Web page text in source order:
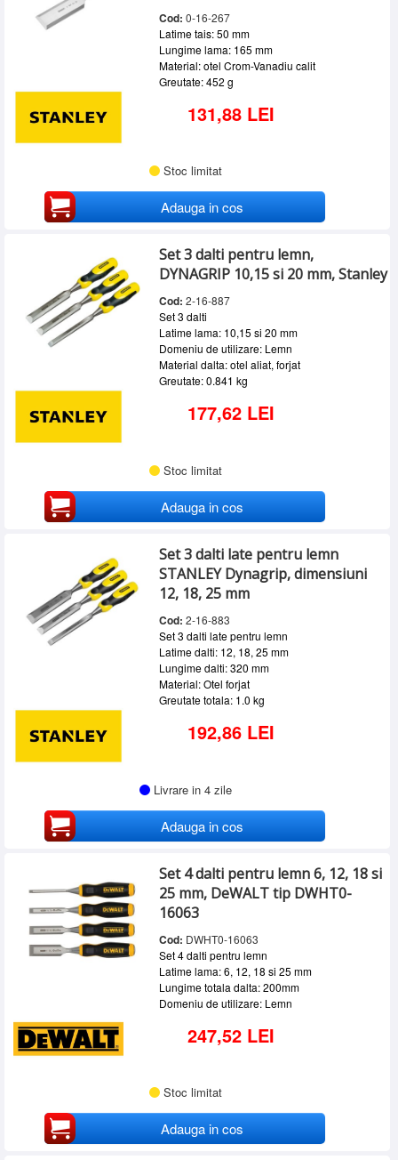
Cod: 0-16-267
Latime tais: 50 mm
Lungime lama: 165 mm
Material: otel Crom-Vanadiu calit
Greutate: 452 g
131,88 LEI
Stoc limitat
Adauga in cos
Set 3 dalti pentru lemn,
DYNAGRIP 10,15 si 20 mm, Stanley
Cod: 2-16-887
Set 3 dalti
Latime lama: 10,15 si 20 mm
Domeniu de utilizare: Lemn
Material dalta: otel aliat, forjat
Greutate: 0.841 kg
177,62 LEI
Stoc limitat
Adauga in cos
Set 3 dalti late pentru lemn
STANLEY Dynagrip, dimensiuni
12, 18, 25 mm
Cod: 2-16-883
Set 3 dalti late pentru lemn
Latime dalti: 12, 18, 25 mm
Lungime dalti: 320 mm
Material: Otel forjat
Greutate totala: 1.0 kg
192,86 LEI
Livrare in 4 zile
Adauga in cos
Set 4 dalti pentru lemn 6, 12, 18 si
25 mm, DeWALT tip DWHT0-
16063
Cod: DWHT0-16063
Set 4 dalti pentru lemn
Latime lama: 6, 12, 18 si 25 mm
Lungime totala dalta: 200mm
Domeniu de utilizare: Lemn
247,52 LEI
Stoc limitat
Adauga in cos